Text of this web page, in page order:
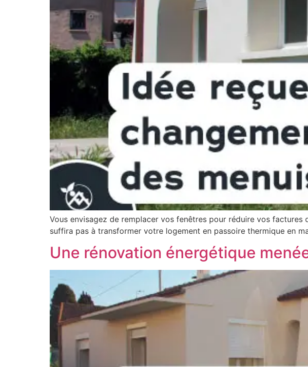
Vous envisagez de remplacer vos fenêtres pour réduire vos
suffira pas à transformer votre logement en passoire thermique en
Une rénovation énergétique